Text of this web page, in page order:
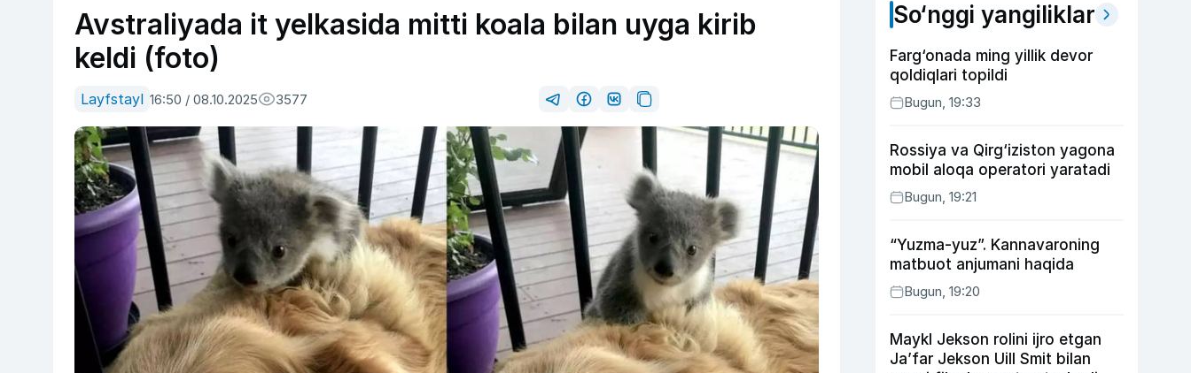
Avstraliyada it yelkasida mitti koala bilan uyga kirib
keldi (foto)
Layfstayl 16:50 / 08.10.2025 3577
So‘nggi yangiliklar
Farg‘onada ming yillik devor
qoldiqlari topildi
Bugun, 19:33
Rossiya va Qirg‘iziston yagona
mobil aloqa operatori yaratadi
Bugun, 19:21
“Yuzma-yuz”. Kannavaroning
matbuot anjumani haqida
Bugun, 19:20
Maykl Jekson rolini ijro etgan
Ja’far Jekson Uill Smit bilan